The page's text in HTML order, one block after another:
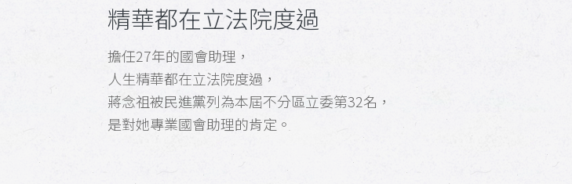
精華都在立法院度過
擔任27年的國會助理，
人生精華都在立法院度過，
蔣念祖被民進黨列為本屆不分區立委第32名，
是對她專業國會助理的肯定。